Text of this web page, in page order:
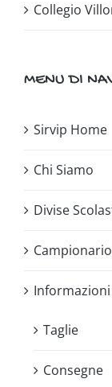
Collegio
MENU DI
Sirvip Home
Chi Siamo
Divise
Campionario
Informazioni
Taglie
Consegne